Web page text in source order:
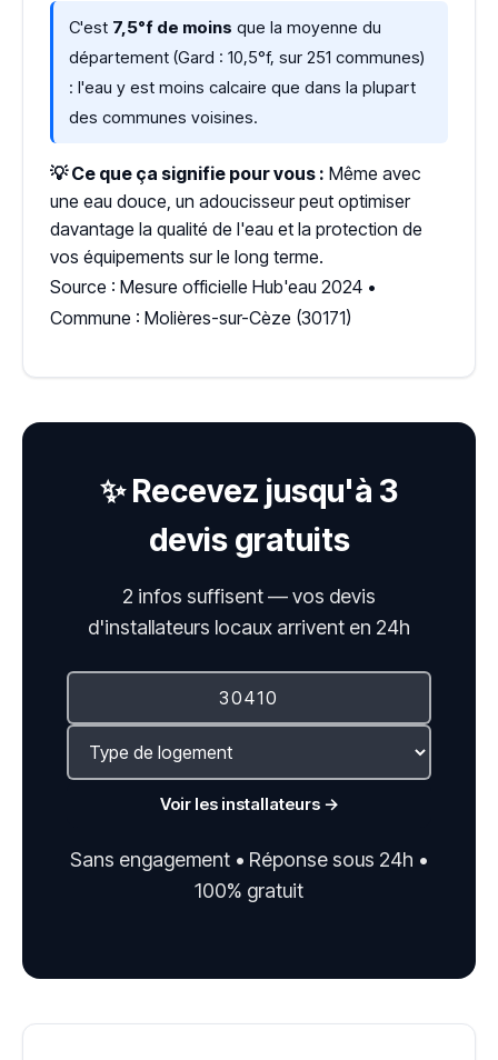
C'est 7,5°f de moins que la moyenne du
département (Gard : 10,5°f, sur 251 communes)
: l'eau y est moins calcaire que dans la plupart
des communes voisines.
💡 Ce que ça signifie pour vous : Même avec
une eau douce, un adoucisseur peut optimiser
davantage la qualité de l'eau et la protection de
vos équipements sur le long terme.
Source : Mesure officielle Hub'eau 2024 •
Commune : Molières-sur-Cèze (30171)
✨ Recevez jusqu'à 3
devis gratuits
2 infos suffisent — vos devis
d'installateurs locaux arrivent en 24h
Voir les installateurs →
Sans engagement • Réponse sous 24h •
100% gratuit